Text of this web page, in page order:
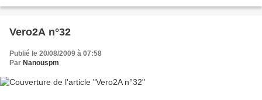
Vero2A n°32
Publié le 20/08/2009 à 07:58
Par Nanouspm